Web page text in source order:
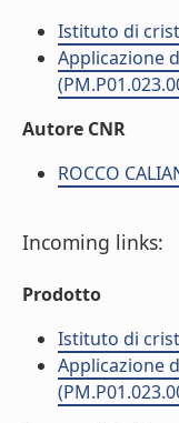
Istituto di
Applicazione
Autore CNR
ROCCO
Incoming links:
Prodotto
Istituto di
Applicazione